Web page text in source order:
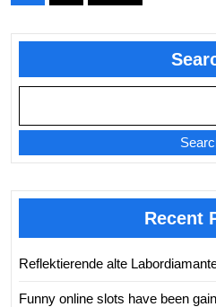
pagination
Recent
Reflektierende alte
Funny online slots have been